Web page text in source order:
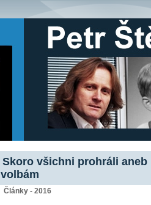
Skoro všichni prohráli aneb
volbám
Články - 2016